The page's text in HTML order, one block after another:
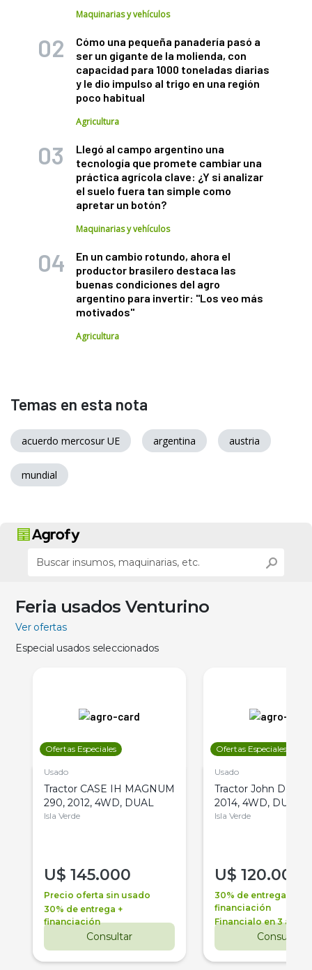
Maquinarias y vehículos
Cómo una pequeña panadería pasó a
ser un gigante de la molienda, con
capacidad para 1000 toneladas diarias
y le dio impulso al trigo en una región
poco habitual
Agricultura
Llegó al campo argentino una
tecnología que promete cambiar una
práctica agrícola clave: ¿Y si analizar
el suelo fuera tan simple como
apretar un botón?
Maquinarias y vehículos
En un cambio rotundo, ahora el
productor brasilero destaca las
buenas condiciones del agro
argentino para invertir: "Los veo más
motivados"
Agricultura
Temas en esta nota
acuerdo mercosur UE argentina austria
mundial
Feria usados Venturino
Ver ofertas
Especial usados seleccionados
Ofertas Especiales
Usado
Tractor CASE IH MAGNUM
290, 2012, 4WD, DUAL
Isla Verde
U$ 145.000
Precio oferta sin usado
30% de entrega +
financiación
Consultar
Ofertas Especiales
Usado
Tractor John Deere
2014, 4WD, DUAL
Isla Verde
U$ 120.000
30% de entrega +
financiación
Financialo en 3 años
Consultar